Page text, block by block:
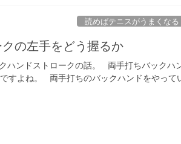
読めばテニスがうまくな
の左手をどう握るか
ハンドストロークの話。 両手打ちバックハ
すよね。 両手打ちのバックハンドをやって